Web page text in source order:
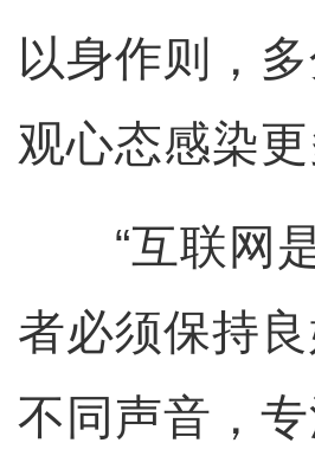
以身作则，
观心态感染
“互联网是
者必须保持
不同声音，